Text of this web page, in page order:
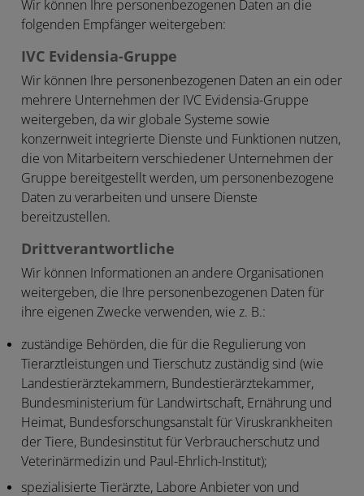
Wir können Ihre personenbezogenen Daten an die
folgenden Empfänger weitergeben:
IVC Evidensia-Gruppe
Wir können Ihre personenbezogenen Daten an ein oder
mehrere Unternehmen der IVC Evidensia-Gruppe
weitergeben, da wir globale Systeme sowie
konzernweit integrierte Dienste und Funktionen nutzen,
die von Mitarbeitern verschiedener Unternehmen der
Gruppe bereitgestellt werden, um personenbezogene
Daten zu verarbeiten und unsere Dienste
bereitzustellen.
Drittverantwortliche
Wir können Informationen an andere Organisationen
weitergeben, die Ihre personenbezogenen Daten für
ihre eigenen Zwecke verwenden, wie z. B.:
zuständige Behörden, die für die Regulierung von
Tierarztleistungen und Tierschutz zuständig sind (wie
Landestierärztekammern, Bundestierärztekammer,
Bundesministerium für Landwirtschaft, Ernährung und
Heimat, Bundesforschungsanstalt für Viruskrankheiten
der Tiere, Bundesinstitut für Verbraucherschutz und
Veterinärmedizin und Paul-Ehrlich-Institut);
spezialisierte Tierärzte, Labore Anbieter von und